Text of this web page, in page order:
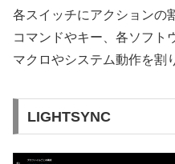
各スイッチにアクションの
コマンドやキー、各ソフト
マクロやシステム動作を割
LIGHTSYNC